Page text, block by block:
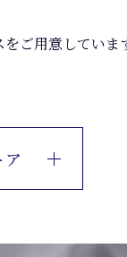
ご用意していま